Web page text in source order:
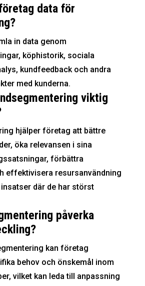
data för
in data genom
köphistorik, sociala
kundfeedback och andra
med kunderna.
viktig
hjälper företag att bättre
öka relevansen i sina
förbättra
effektivisera resursanvändning
där de har störst
påverka
kan företag
behov och önskemål inom
vilket kan leda till anpassning